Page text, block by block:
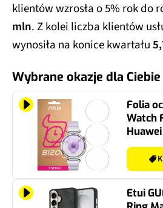
klientów wzrosła o 5% rok do
mln. Z kolei liczba klientów
wynosiła na konice kwartału
Wybrane okazje dla Ciebie
Folia
Watch
mm (3
Etui